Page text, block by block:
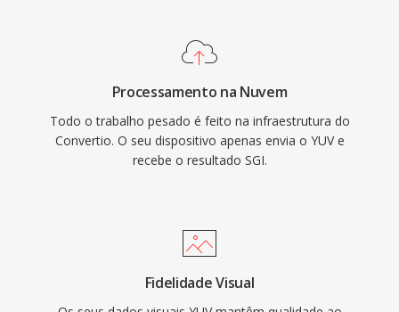
Processamento na Nuvem
Todo o trabalho pesado é feito na infraestrutura do
Convertio. O seu dispositivo apenas envia o YUV e
recebe o resultado SGI.
Fidelidade Visual